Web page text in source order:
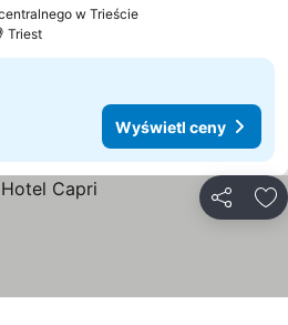
w Trieście
Triest
Wyświetl ceny